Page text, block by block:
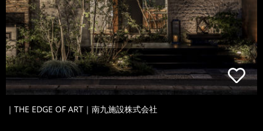
｜THE EDGE OF ART｜南九施設株式会社